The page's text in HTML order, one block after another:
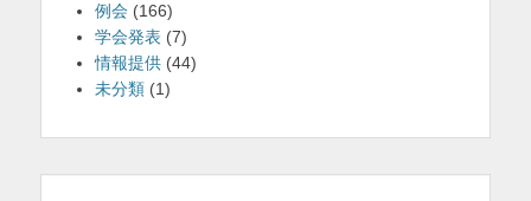
例会 (166)
学会発表 (7)
情報提供 (44)
未分類 (1)